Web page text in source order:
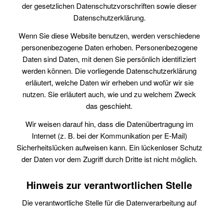
der gesetzlichen Datenschutzvorschriften sowie dieser
Datenschutzerklärung.
Wenn Sie diese Website benutzen, werden verschiedene
personenbezogene Daten erhoben. Personenbezogene
Daten sind Daten, mit denen Sie persönlich identifiziert
werden können. Die vorliegende Datenschutzerklärung
erläutert, welche Daten wir erheben und wofür wir sie
nutzen. Sie erläutert auch, wie und zu welchem Zweck
das geschieht.
Wir weisen darauf hin, dass die Datenübertragung im
Internet (z. B. bei der Kommunikation per E-Mail)
Sicherheitslücken aufweisen kann. Ein lückenloser Schutz
der Daten vor dem Zugriff durch Dritte ist nicht möglich.
Hinweis zur verantwortlichen Stelle
Die verantwortliche Stelle für die Datenverarbeitung auf